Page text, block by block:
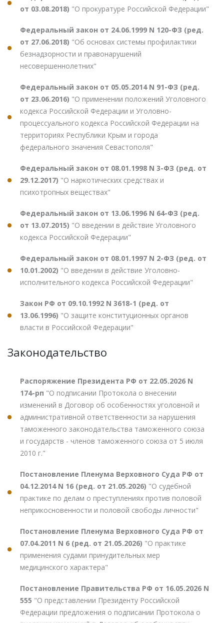
от 03.08.2018) "О прокуратуре Российской Федерации"
Федеральный закон от 24.06.1999 N 120-ФЗ (ред.
от 27.06.2018) "Об основах системы профилактики
безнадзорности и правонарушений
несовершеннолетних"
Федеральный закон от 05.05.2014 N 91-ФЗ (ред.
от 23.06.2016) "О применении положений Уголовного
кодекса Российской Федерации и Уголовно-
процессуального кодекса Российской Федерации на
территориях Республики Крым и города
федерального значения Севастополя"
Федеральный закон от 08.01.1998 N 3-ФЗ (ред. от
29.12.2017) "О наркотических средствах и
психотропных веществах"
Федеральный закон от 13.06.1996 N 64-ФЗ (ред.
от 13.07.2015) "О введении в действие Уголовного
кодекса Российской Федерации"
Федеральный закон от 08.01.1997 N 2-ФЗ (ред. от
10.01.2002) "О введении в действие Уголовно-
исполнительного кодекса Российской Федерации"
Закон РФ от 09.10.1992 N 3618-1 (ред. от
13.06.1996) "О защите конституционных органов
власти в Российской Федерации"
Законодательство
Распоряжение Президента РФ от 22.05.2026 N
174-рп "О подписании Протокола о внесении
изменений в Договор об особенностях уголовной и
административной ответственности за нарушения
таможенного законодательства таможенного союза
и государств - членов таможенного союза от 5 июля
2010 г."
Постановление Пленума Верховного Суда РФ от
04.12.2014 N 16 (ред. от 21.05.2026) "О судебной
практике по делам о преступлениях против половой
неприкосновенности и половой свободы личности"
Постановление Пленума Верховного Суда РФ от
07.04.2011 N 6 (ред. от 21.05.2026) "О практике
применения судами принудительных мер
медицинского характера"
Постановление Правительства РФ от 16.05.2026 N
555 "О представлении Президенту Российской
Федерации предложения о подписании Протокола о